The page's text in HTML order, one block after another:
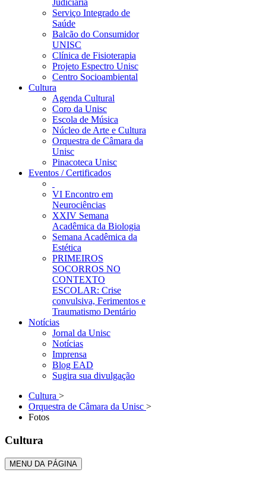
Judiciária
Serviço Integrado de
Saúde
Balcão do Consumidor
UNISC
Clínica de Fisioterapia
Projeto Espectro Unisc
Centro Socioambiental
Cultura
Agenda Cultural
Coro da Unisc
Escola de Música
Núcleo de Arte e Cultura
Orquestra de Câmara da
Unisc
Pinacoteca Unisc
Eventos / Certificados
VI Encontro em
Neurociências
XXIV Semana
Acadêmica da Biologia
Semana Acadêmica da
Estética
PRIMEIROS
SOCORROS NO
CONTEXTO
ESCOLAR: Crise
convulsiva, Ferimentos e
Traumatismo Dentário
Notícias
Jornal da Unisc
Notícias
Imprensa
Blog EAD
Sugira sua divulgação
Cultura >
Orquestra de Câmara da Unisc >
Fotos
Cultura
MENU DA PÁGINA